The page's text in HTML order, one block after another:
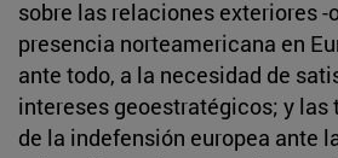
sobre las relaciones exteriores -
presencia norteamericana en
ante todo, a la necesidad de
intereses geoestratégicos; y
de la indefensión europea ante